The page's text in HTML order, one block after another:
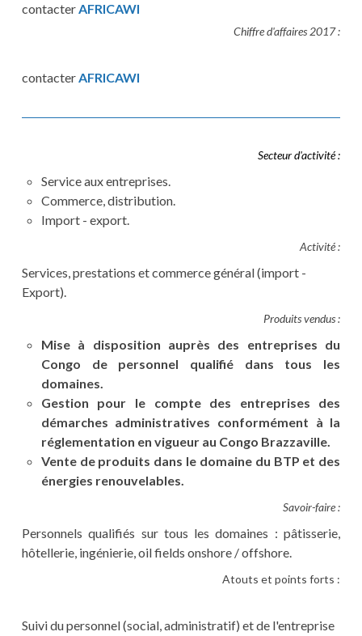
contacterAFRICAWI
Chiffre d'affaires 2017 :
contacterAFRICAWI
Secteur d'activité :
Service aux entreprises.
Commerce, distribution.
Import - export.
Activité :
Services, prestations et commerce général (import -
Export).
Produits vendus :
Mise à disposition auprès des entreprises du
Congo de personnel qualifié dans tous les
domaines.
Gestion pour le compte des entreprises des
démarches administratives conformément à la
réglementation en vigueur au Congo Brazzaville.
Vente de produits dans le domaine du BTP et des
énergies renouvelables.
Savoir-faire :
Personnels qualifiés sur tous les domaines : pâtisserie,
hôtellerie, ingénierie, oil fields onshore / offshore.
Atouts et points forts :
Suivi du personnel (social, administratif) et de l'entreprise